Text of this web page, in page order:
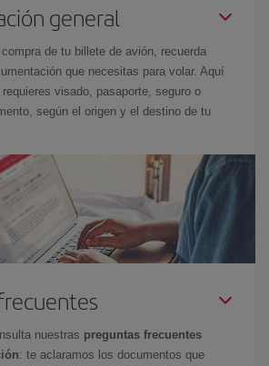
general
de tu billete de avión, recuerda
que necesitas para volar. Aquí
visado, pasaporte, seguro o
según el origen y el destino de tu
nuestras preguntas frecuentes
: te aclaramos los documentos que